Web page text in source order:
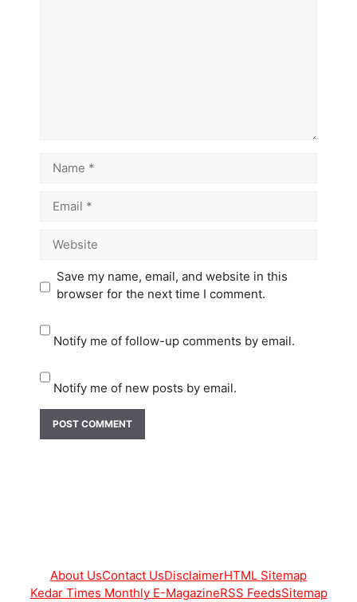
Name
Email
Website
Save my name, email, and website in this
browser for the next time I comment.
Notify me of follow-up comments by email.
Notify me of new posts by email.
About UsContact UsDisclaimerHTML Sitemap
Kedar Times Monthly E-MagazineRSS FeedsSitemap